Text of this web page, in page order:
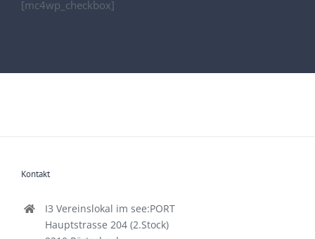
Hauptstrasse 204 (2.Stock)
9210 Pörtschach